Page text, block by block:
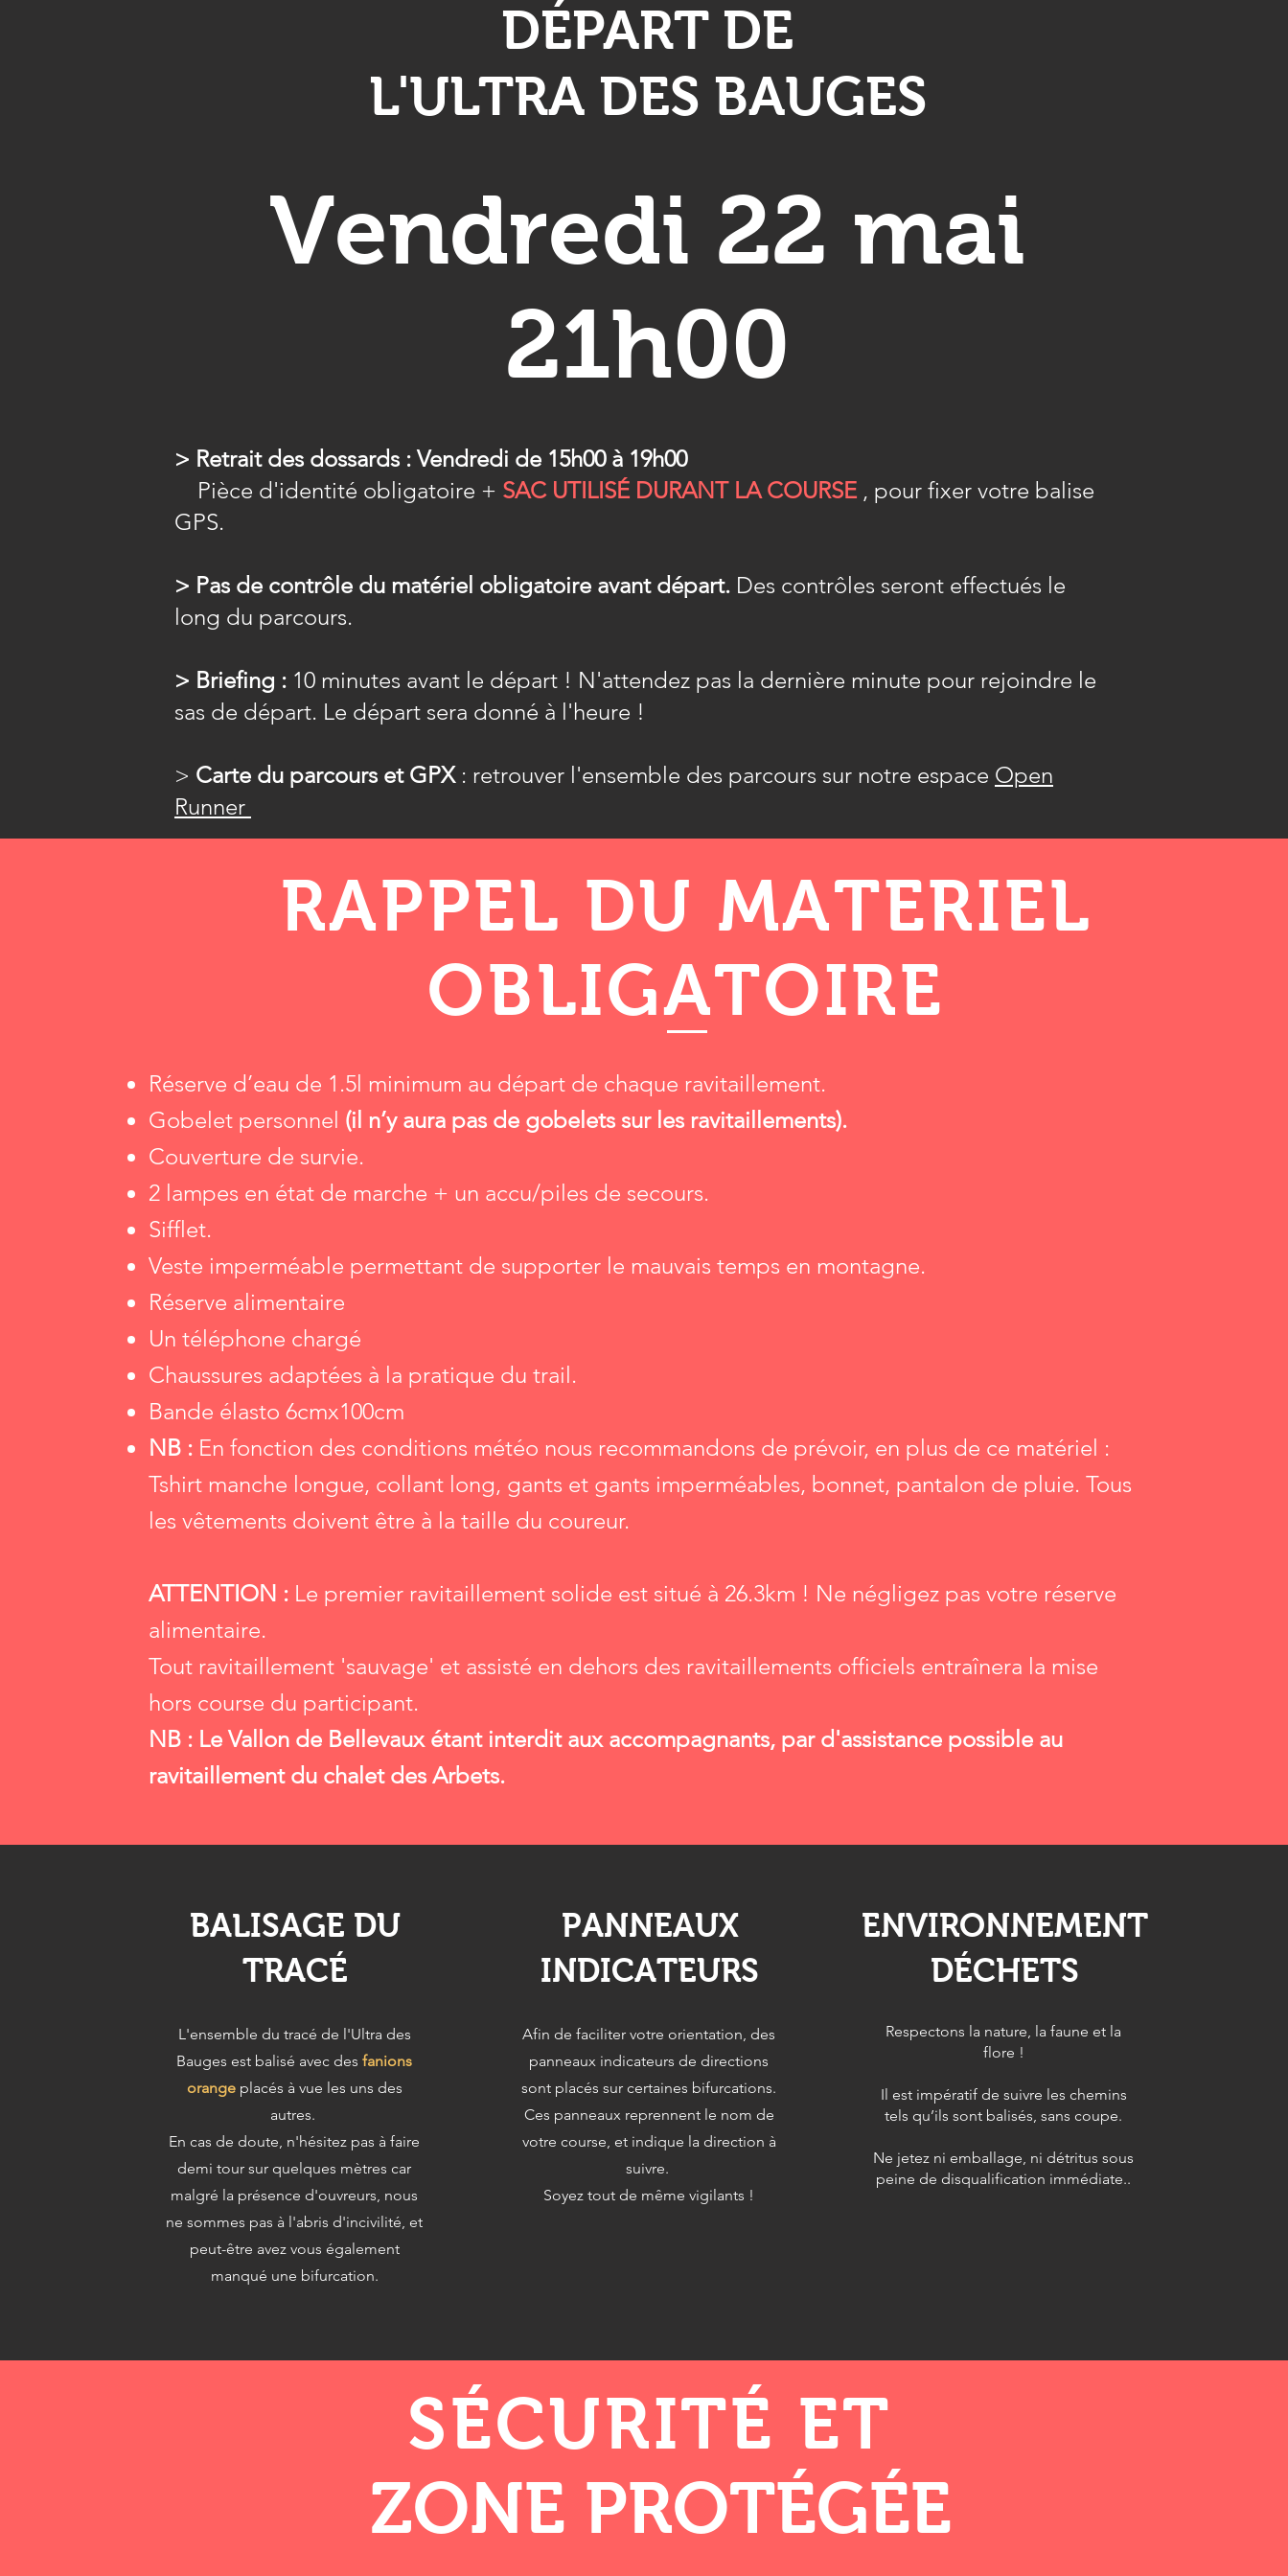
DÉPART DE
L'ULTRA DES BAUGES
Vendredi 22 mai
21h00
> Retrait des dossards : Vendredi de 15h00 à 19h00
Pièce d'identité obligatoire + SAC UTILISÉ DURANT LA COURSE , pour fixer votre balise
GPS.
> Pas de contrôle du matériel obligatoire avant départ. Des contrôles seront effectués le
long du parcours.
> Briefing : 10 minutes avant le départ ! N'attendez pas la dernière minute pour rejoindre le
sas de départ. Le départ sera donné à l'heure !
> Carte du parcours et GPX: retrouver l'ensemble des parcours sur notre espace Open
Runner
RAPPEL DU MATERIEL
OBLIGATOIRE
Réserve d’eau de 1.5l minimum au départ de chaque ravitaillement.
Gobelet personnel (il n’y aura pas de gobelets sur les ravitaillements).
Couverture de survie.
2 lampes en état de marche + un accu/piles de secours.
Sifflet.
Veste imperméable permettant de supporter le mauvais temps en montagne.
Réserve alimentaire
Un téléphone chargé
Chaussures adaptées à la pratique du trail.
Bande élasto 6cmx100cm
NB : En fonction des conditions météo nous recommandons de prévoir, en plus de ce matériel :
Tshirt manche longue, collant long, gants et gants imperméables, bonnet, pantalon de pluie. Tous
les vêtements doivent être à la taille du coureur.
ATTENTION : Le premier ravitaillement solide est situé à 26.3km ! Ne négligez pas votre réserve
alimentaire.
Tout ravitaillement 'sauvage' et assisté en dehors des ravitaillements officiels entraînera la mise
hors course du participant.
NB : Le Vallon de Bellevaux étant interdit aux accompagnants, par d'assistance possible au
ravitaillement du chalet des Arbets.
BALISAGE DU
TRACÉ
L'ensemble du tracé de l'Ultra des
Bauges est balisé avec des fanions
orange placés à vue les uns des
autres.
En cas de doute, n'hésitez pas à faire
demi tour sur quelques mètres car
malgré la présence d'ouvreurs, nous
ne sommes pas à l'abris d'incivilité, et
peut-être avez vous également
manqué une bifurcation.
PANNEAUX
INDICATEURS
Afin de faciliter votre orientation, des
panneaux indicateurs de directions
sont placés sur certaines bifurcations.
Ces panneaux reprennent le nom de
votre course, et indique la direction à
suivre.
Soyez tout de même vigilants !
ENVIRONNEMENT
DÉCHETS
Respectons la nature, la faune et la
flore !
Il est impératif de suivre les chemins
tels qu’ils sont balisés, sans coupe.
Ne jetez ni emballage, ni détritus sous
peine de disqualification immédiate..
SÉCURITÉ ET
ZONE PROTÉGÉE